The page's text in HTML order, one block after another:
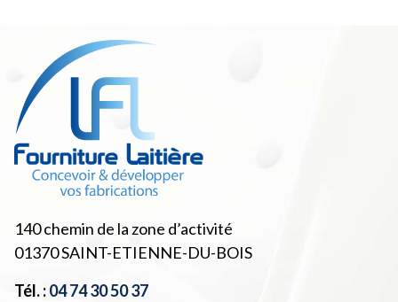
140 chemin de la zone d’activité
01370SAINT-ETIENNE-DU-BOIS
Tél. :04 74 30 50 37